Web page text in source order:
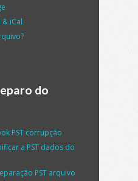
& iCal
do
PST corrupção
a PST dados do
PST arquivo